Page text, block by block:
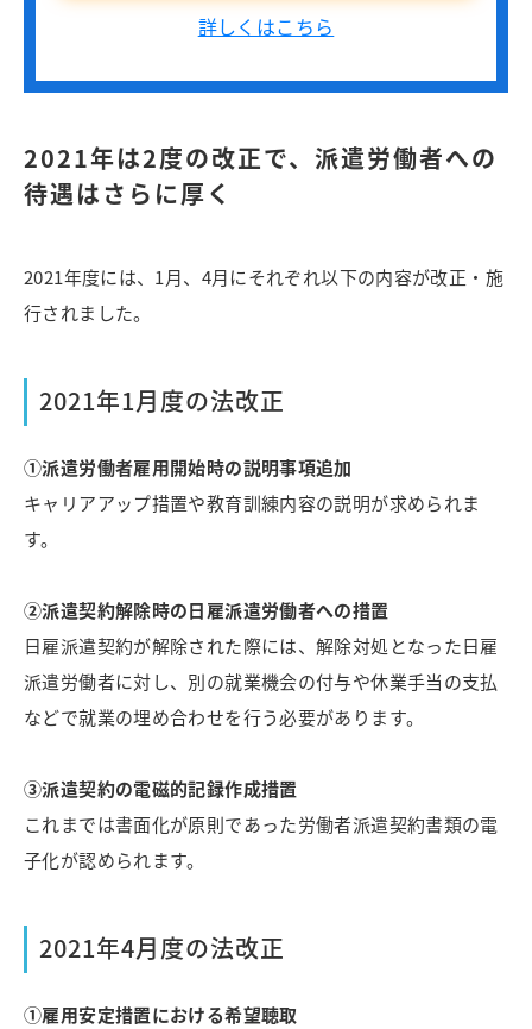
詳しくはこちら
2021年は2度の改正で、派遣労働者への
待遇はさらに厚く
2021年度には、1月、4月にそれぞれ以下の内容が改正・施
行されました。
2021年1月度の法改正
①派遣労働者雇用開始時の説明事項追加
キャリアアップ措置や教育訓練内容の説明が求められま
す。
②派遣契約解除時の日雇派遣労働者への措置
日雇派遣契約が解除された際には、解除対処となった日雇
派遣労働者に対し、別の就業機会の付与や休業手当の支払
などで就業の埋め合わせを行う必要があります。
③派遣契約の電磁的記録作成措置
これまでは書面化が原則であった労働者派遣契約書類の電
子化が認められます。
2021年4月度の法改正
①雇用安定措置における希望聴取